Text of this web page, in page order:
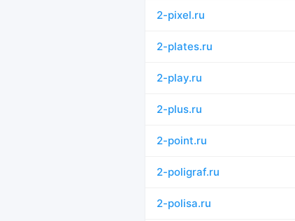
2-pixel.ru
2-plates.ru
2-play.ru
2-plus.ru
2-point.ru
2-poligraf.ru
2-polisa.ru